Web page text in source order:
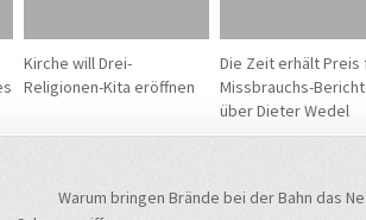
Kirche will Drei-
Religionen-Kita eröffnen
Die Zeit erhält Preis
Missbrauchs-
über Dieter Wedel
Warum bringen Brände bei der Bahn das